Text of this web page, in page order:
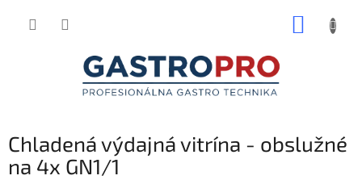
Chladená výdajná vitrína - obslužné
na 4x GN1/1